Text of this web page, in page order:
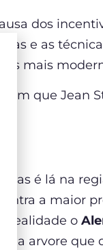
dos
e as
mais
em que Jean
mas é lá na
a maior
realidade o
é a arvore que